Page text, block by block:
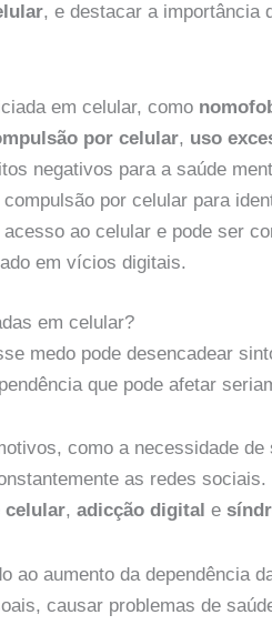
, e destacar a importância
em celular, como
por celular, uso
negativos para a saúde
por celular para
ao celular e pode ser
em vícios digitais.
em celular?
medo pode desencadear
que pode afetar
como a necessidade
as redes
celular, adicção digital e
ao aumento da dependência
causar problemas de